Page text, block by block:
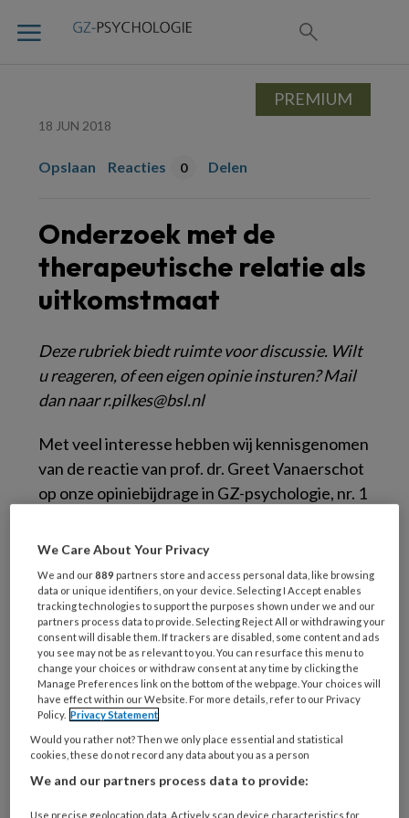
18 JUN 2018
Opslaan Reacties 0 Delen
Onderzoek met de
therapeutische relatie als
uitkomstmaat
Deze rubriek biedt ruimte voor discussie. Wilt
u reageren, of een eigen opinie insturen? Mail
dan naar r.pilkes@bsl.nl
Met veel interesse hebben wij kennisgenomen
van de reactie van prof. dr. Greet Vanaerschot
op onze opiniebijdrage in GZ-psychologie, nr. 1
Golden Oldie of toekomstmuziek?). Grote
delen van haar betoog onderschrijven wij van
harte. De therapeutische relatie, de
werkalliantie tussen behandelaar en EPA-
patiënt, het zijn complexe begrippen. Hierbij is
de werkalliantie, -of therapeutische alliantie -,
concreet gericht op de samenwerking en het
bereiken van doelen, terwijl de therapeutische
relatie daar als ruimer, meer omvattend
concept omheen ligt. In al zijn complexiteit is
het een relevant onderwerp voor de dagelijkse
praktijk in de psychiatrie.
PREMIUM
We Care About Your Privacy
We and our889 partners store and access personal data, like browsing
data or unique identifiers, on your device. Selecting I Accept enables
tracking technologies to support the purposes shown under we and our
partners process data to provide. Selecting Reject All or withdrawing your
consent will disable them. If trackers are disabled, some content and ads
you see may not be as relevant to you. You can resurface this menu to
change your choices or withdraw consent at any time by clicking the
Manage Preferences link on the bottom of the webpage. Your choices will
have effect within our Website. For more details, refer to our Privacy
Policy. Privacy Statement
Would you rather not? Then we only place essential and statistical
cookies, these do not record any data about you as a person
We and our partners process data to provide:
Use precise geolocation data. Actively scan device characteristics for